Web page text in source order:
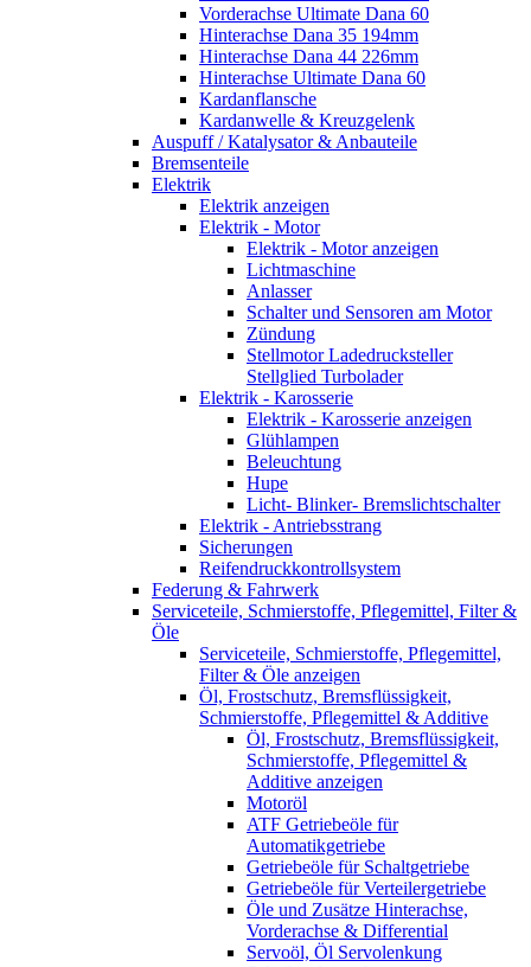
Vorderachse Ultimate Dana 60
Hinterachse Dana 35 194mm
Hinterachse Dana 44 226mm
Hinterachse Ultimate Dana 60
Kardanflansche
Kardanwelle & Kreuzgelenk
Auspuff / Katalysator & Anbauteile
Bremsenteile
Elektrik
Elektrik anzeigen
Elektrik - Motor
Elektrik - Motor anzeigen
Lichtmaschine
Anlasser
Schalter und Sensoren am Motor
Zündung
Stellmotor Ladedrucksteller
Stellglied Turbolader
Elektrik - Karosserie
Elektrik - Karosserie anzeigen
Glühlampen
Beleuchtung
Hupe
Licht- Blinker- Bremslichtschalter
Elektrik - Antriebsstrang
Sicherungen
Reifendruckkontrollsystem
Federung & Fahrwerk
Serviceteile, Schmierstoffe, Pflegemittel, Filter &
Öle
Serviceteile, Schmierstoffe, Pflegemittel,
Filter & Öle anzeigen
Öl, Frostschutz, Bremsflüssigkeit,
Schmierstoffe, Pflegemittel & Additive
Öl, Frostschutz, Bremsflüssigkeit,
Schmierstoffe, Pflegemittel &
Additive anzeigen
Motoröl
ATF Getriebeöle für
Automatikgetriebe
Getriebeöle für Schaltgetriebe
Getriebeöle für Verteilergetriebe
Öle und Zusätze Hinterachse,
Vorderachse & Differential
Servoöl, Öl Servolenkung